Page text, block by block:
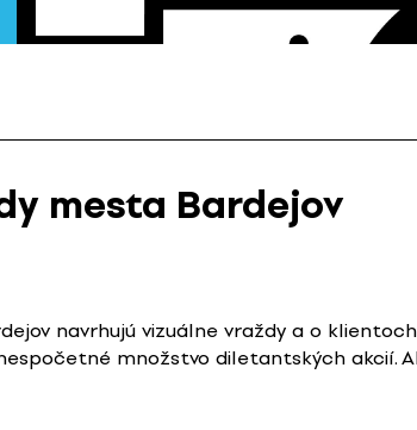
mesta Bardejov
navrhujú vizuálne vraždy a o
množstvo diletantských akcií.